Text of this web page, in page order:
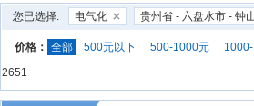
您已选择:
电气化 贵州省 - 六盘水市 - 钟
价格： 全部 500元以下 500-1000元
2651